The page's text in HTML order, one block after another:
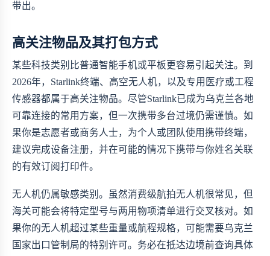
带出。
高关注物品及其打包方式
某些科技类别比普通智能手机或平板更容易引起关注。到
2026年，Starlink终端、高空无人机，以及专用医疗或工程
传感器都属于高关注物品。尽管Starlink已成为乌克兰各地
可靠连接的常用方案，但一次携带多台过境仍需谨慎。如
果你是志愿者或商务人士，为个人或团队使用携带终端，
建议完成设备注册，并在可能的情况下携带与你姓名关联
的有效订阅打印件。
无人机仍属敏感类别。虽然消费级航拍无人机很常见，但
海关可能会将特定型号与两用物项清单进行交叉核对。如
果你的无人机超过某些重量或航程规格，可能需要乌克兰
国家出口管制局的特别许可。务必在抵达边境前查询具体